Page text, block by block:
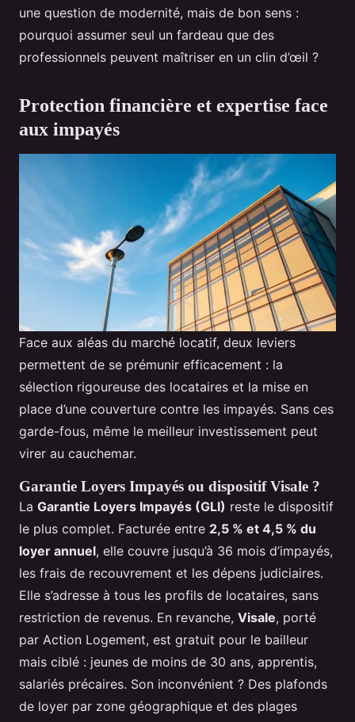
une question de modernité, mais de bon sens :
pourquoi assumer seul un fardeau que des
professionnels peuvent maîtriser en un clin d’œil ?
Protection financière et expertise face
aux impayés
Face aux aléas du marché locatif, deux leviers
permettent de se prémunir efficacement : la
sélection rigoureuse des locataires et la mise en
place d’une couverture contre les impayés. Sans ces
garde-fous, même le meilleur investissement peut
virer au cauchemar.
Garantie Loyers Impayés ou dispositif Visale ?
La Garantie Loyers Impayés (GLI) reste le dispositif
le plus complet. Facturée entre 2,5 % et 4,5 % du
loyer annuel, elle couvre jusqu’à 36 mois d’impayés,
les frais de recouvrement et les dépens judiciaires.
Elle s’adresse à tous les profils de locataires, sans
restriction de revenus. En revanche, Visale, porté
par Action Logement, est gratuit pour le bailleur
mais ciblé : jeunes de moins de 30 ans, apprentis,
salariés précaires. Son inconvénient ? Des plafonds
de loyer par zone géographique et des plages